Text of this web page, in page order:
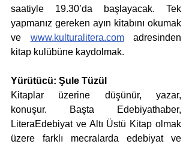
saatiyle 19.30’da başlayacak. Tek
yapmanız gereken ayın kitabını okumak
ve www.kulturalitera.com adresinden
kitap kulübüne kaydolmak.
Yürütücü: Şule Tüzül
Kitaplar üzerine düşünür, yazar,
konuşur. Başta Edebiyathaber,
LiteraEdebiyat ve Altı Üstü Kitap olmak
üzere farklı mecralarda edebiyat ve